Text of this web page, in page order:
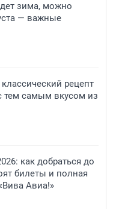
зима, можно
— важные
рецепт
тем самым вкусом из
как добраться до
билеты и полная
Авиа!»